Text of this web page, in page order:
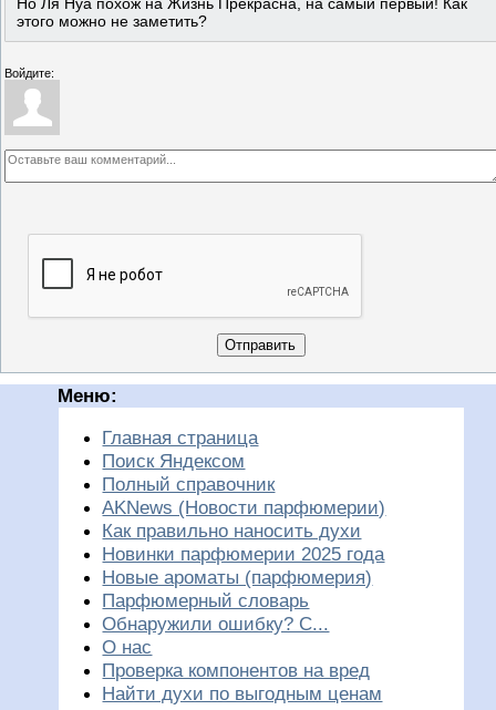
этого можно не заметить?
Войдите:
Отправить
Меню:
Главная страница
Поиск Яндексом
Полный справочник
AKNews (Новости парфюмерии)
Как правильно наносить духи
Новинки парфюмерии 2025 года
Новые ароматы (парфюмерия)
Парфюмерный словарь
Обнаружили ошибку? С...
О нас
Проверка компонентов на вред
Найти духи по выгодным ценам